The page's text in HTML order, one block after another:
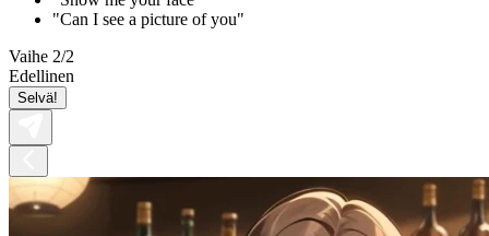
"Can I see a picture of you"
Vaihe 2/2
Edellinen
Selvä!